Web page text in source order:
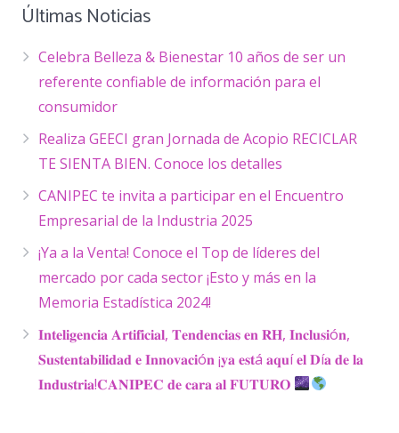
Últimas Noticias
Celebra Belleza & Bienestar 10 años de ser un
referente confiable de información para el
consumidor
Realiza GEECI gran Jornada de Acopio RECICLAR
TE SIENTA BIEN. Conoce los detalles
CANIPEC te invita a participar en el Encuentro
Empresarial de la Industria 2025
¡Ya a la Venta! Conoce el Top de líderes del
mercado por cada sector ¡Esto y más en la
Memoria Estadística 2024!
𝐈𝐧𝐭𝐞𝐥𝐢𝐠𝐞𝐧𝐜𝐢𝐚 𝐀𝐫𝐭𝐢𝐟𝐢𝐜𝐢𝐚𝐥, 𝐓𝐞𝐧𝐝𝐞𝐧𝐜𝐢𝐚𝐬 𝐞𝐧 𝐑𝐇, 𝐈𝐧𝐜𝐥𝐮𝐬𝐢ó𝐧,
𝐒𝐮𝐬𝐭𝐞𝐧𝐭𝐚𝐛𝐢𝐥𝐢𝐝𝐚𝐝 𝐞 𝐈𝐧𝐧𝐨𝐯𝐚𝐜𝐢ó𝐧 ¡𝐲𝐚 𝐞𝐬𝐭á 𝐚𝐪𝐮í 𝐞𝐥 𝐃í𝐚 𝐝𝐞 𝐥𝐚
𝐈𝐧𝐝𝐮𝐬𝐭𝐫𝐢𝐚!𝐂𝐀𝐍𝐈𝐏𝐄𝐂 𝐝𝐞 𝐜𝐚𝐫𝐚 𝐚𝐥 𝐅𝐔𝐓𝐔𝐑𝐎